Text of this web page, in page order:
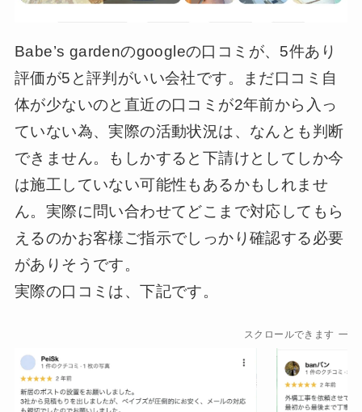
Babe’s gardenのgoogleの口コミが、5件あり
評価が5と評判がいい会社です。まだ口コミ自
体が少ないのと直近の口コミが2年前から入っ
ていない為、実際の活動状況は、なんとも判断
できません。もしかすると下請けとしてしか今
は施工していない可能性もあるかもしれませ
ん。実際に問い合わせてどこまで対応してもら
えるのかお客様ご指示でしっかり確認する必要
がありそうです。
実際の口コミは、下記です。
スクロールできます